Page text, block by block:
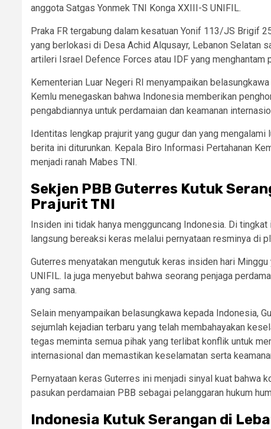
anggota Satgas Yonmek TNI Konga XXIII-S UNIFIL.
Praka FR tergabung dalam kesatuan Yonif 113/JS Brigif
yang berlokasi di Desa Achid Alqusayr, Lebanon Selatan
artileri Israel Defence Forces atau IDF yang menghantam
Kementerian Luar Negeri RI menyampaikan
Kemlu menegaskan bahwa Indonesia memberikan
pengabdiannya untuk perdamaian dan keamanan
Identitas lengkap prajurit yang gugur dan yang
berita ini diturunkan. Kepala Biro Informasi Pertahanan
menjadi ranah Mabes TNI.
Sekjen PBB Guterres Kutuk
Prajurit TNI
Insiden ini tidak hanya mengguncang Indonesia. Di
langsung bereaksi keras melalui pernyataan resminya di
Guterres menyatakan mengutuk keras insiden hari
UNIFIL. Ia juga menyebut bahwa seorang penjaga
yang sama.
Selain menyampaikan belasungkawa kepada Indonesia,
sejumlah kejadian terbaru yang telah membahayakan
tegas meminta semua pihak yang terlibat konflik untuk
internasional dan memastikan keselamatan serta
Pernyataan keras Guterres ini menjadi sinyal kuat bahwa
pasukan perdamaian PBB sebagai pelanggaran hukum
Indonesia Kutuk Serangan di